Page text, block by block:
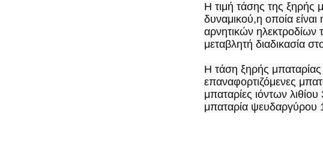
Η τιμή τάσης της ξηρής
δυναμικού,η οποία
αρνητικών ηλεκτροδίων
μεταβλητή διαδικασία
Η τάση ξηρής μπαταρίας
επαναφορτιζόμενες
μπαταρίες ιόντων
μπαταρία ψευδαργύρου